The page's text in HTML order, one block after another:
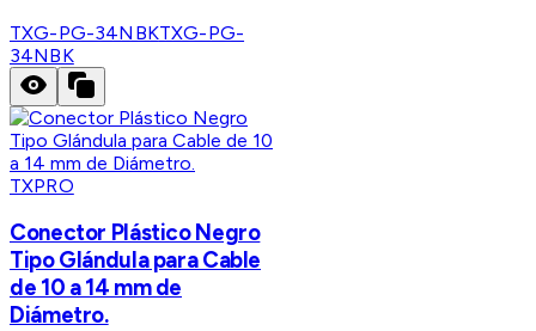
TXG-PG-34NBKTXG-PG-
34NBK
TXPRO
Conector Plástico Negro
Tipo Glándula para Cable
de 10 a 14 mm de
Diámetro.